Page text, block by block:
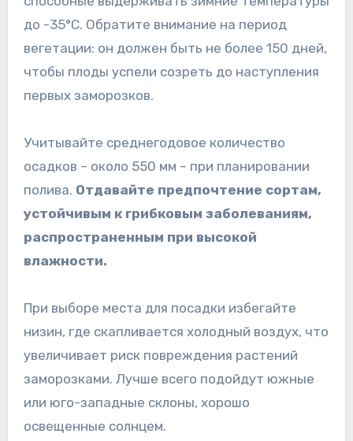
до -35°C. Обратите внимание на период
вегетации: он должен быть не более 150 дней,
чтобы плоды успели созреть до наступления
первых заморозков.
Учитывайте среднегодовое количество
осадков – около 550 мм – при планировании
полива. Отдавайте предпочтение сортам,
устойчивым к грибковым заболеваниям,
распространенным при высокой
влажности.
При выборе места для посадки избегайте
низин, где скапливается холодный воздух, что
увеличивает риск повреждения растений
заморозками. Лучше всего подойдут южные
или юго-западные склоны, хорошо
освещенные солнцем.